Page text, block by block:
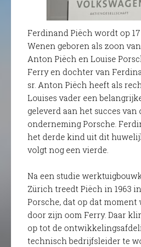
Ferdinand Piëch wordt op
Wenen geboren als zoon
Anton Piëch en Louise
Ferry en dochter van
sr. Anton Piëch heeft als
Louises vader een
geleverd aan het succes van
onderneming Porsche.
het derde kind uit dit
volgt nog een vierde.
Na een studie
Zürich treedt Piëch in 1963
Porsche, dat op dat moment
door zijn oom Ferry. Daar
op tot de
technisch bedrijfsleider te